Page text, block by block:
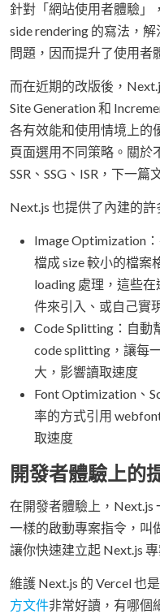
針對「網站使用者體驗」
side rendering 的寫法，
問題，因而提升了使用者
而在近期的改版後，
Site Generation 和
各有效能和使用情境上的
頁面選用不同策略。關於
SSR、SSG、ISR，下一篇
Next.js 也提供了內建的許
Image Optimization
檔成 size 較小的檔案
loading 處理，這些
件來引入、或自己實
Code Splitting：自動
code splitting，讓每
大，影響讀取速度
Font Optimization、
率的方式引用
取速度
開發者體驗上的
在開發者體驗上，Next.js
一樣的啟動專案指令，叫
讓你快速建立起 Next.js
維護 Next.js 的 Vercel 也
方文件非常好讀，有哪個